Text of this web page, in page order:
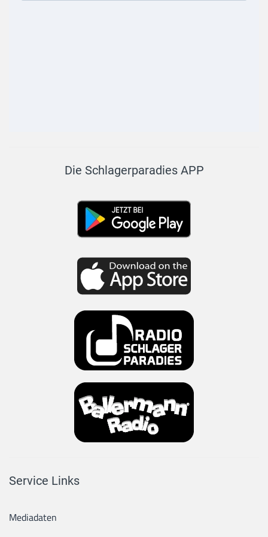
Die Schlagerparadies APP
Service Links
Mediadaten